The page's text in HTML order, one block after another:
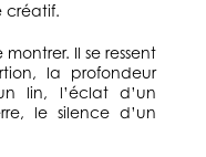
créatif.
Il se ressent
la profondeur
lin, l’éclat d’un
le silence d’un